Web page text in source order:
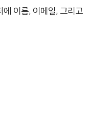
이름, 이메일, 그리고